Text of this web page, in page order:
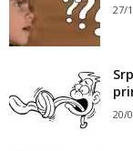
27/
20/